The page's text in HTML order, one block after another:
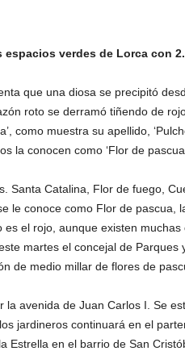
espacios verdes de Lorca con
que una diosa se precipitó
roto se derramó tiñendo de
como muestra su apellido,
la conocen como ‘Flor de
Santa Catalina, Flor de fuego,
le conoce como Flor de pascua,
es el rojo, aunque existen
martes el concejal de Parques
de medio millar de flores de
la avenida de Juan Carlos I. Se
jardineros continuará en el
Estrella en el barrio de San